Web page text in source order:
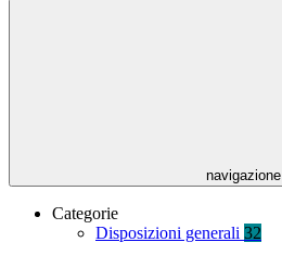
navigazione
Categorie
Disposizioni generali 32